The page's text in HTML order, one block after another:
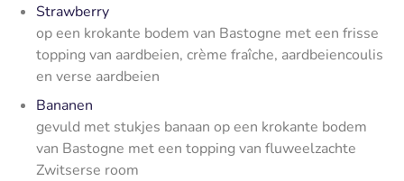
Strawberry
op een krokante bodem van Bastogne met een frisse
topping van aardbeien, crème fraîche, aardbeiencoulis
en verse aardbeien
Bananen
gevuld met stukjes banaan op een krokante bodem
van Bastogne met een topping van fluweelzachte
Zwitserse room